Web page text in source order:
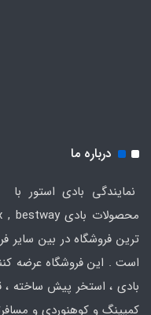
درباره ما
نمایندگی بادی استور
ترین فروشگاه در بین
است . این فروشگاه عرضه
بادی ، استخر پیش ساخته
کمپینگ و کوهنوردی و